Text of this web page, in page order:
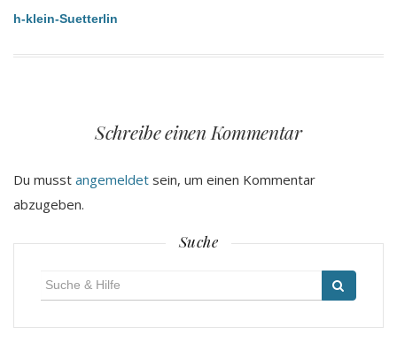
Beitragsnavigation
h-klein-Suetterlin
Schreibe einen Kommentar
Du musst angemeldet sein, um einen Kommentar
abzugeben.
Suche